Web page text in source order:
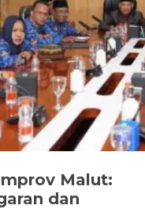
Malut:
dan